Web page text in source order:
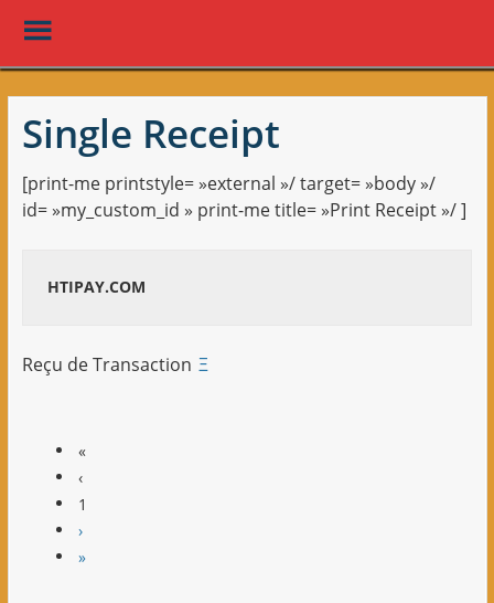
to
main
content
Single Receipt
[print-me printstyle= »external »/ target= »body »/
id= »my_custom_id » print-me title= »Print Receipt »/ ]
HTIPAY.COM
Reçu de Transaction Ξ
«
‹
1
›
»